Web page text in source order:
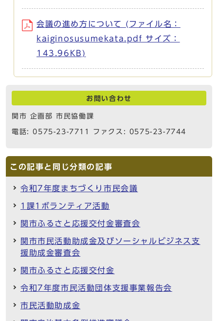
会議の進め方について (ファイル名：
kaiginosusumekata.pdf サイズ：
143.96KB)
お問い合わせ
関市 企画部 市民協働課
電話: 0575-23-7711 ファクス: 0575-23-7744
この記事と同じ分類の記事
令和7年度まちづくり市民会議
1課1ボランティア活動
関市ふるさと応援交付金審査会
関市市民活動助成金及びソーシャルビジネス支
援助成金審査会
関市ふるさと応援交付金
令和7年度市民活動団体支援事業報告会
市民活動助成金